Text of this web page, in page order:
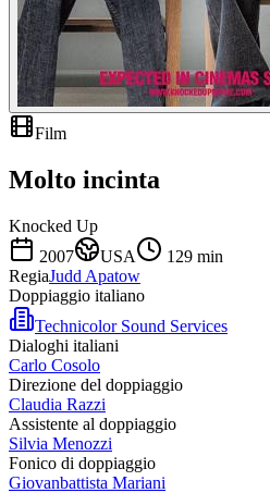
Film
Molto incinta
Knocked Up
2007
USA 129 min
RegiaJudd Apatow
Doppiaggio italiano
Technicolor Sound Services
Dialoghi italiani
Carlo Cosolo
Direzione del doppiaggio
Claudia Razzi
Assistente al doppiaggio
Silvia Menozzi
Fonico di doppiaggio
Giovanbattista Mariani